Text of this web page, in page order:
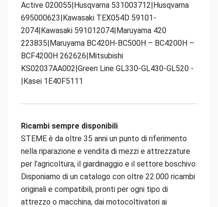
Active 020055|Husqvarna 531003712|Husqvarna
695000623|Kawasaki TEX054D 59101-
2074|Kawasaki 591012074|Maruyama 420
223835|Maruyama BC420H-BC500H – BC4200H –
BCF4200H 262626|Mitsubishi
KS02037AA002|Green Line GL330-GL430-GL520 -
|Kasei 1E40F5111
Ricambi sempre disponibili
STEME è da oltre 35 anni un punto di riferimento
nella riparazione e vendita di mezzi e attrezzature
per l’agricoltura, il giardinaggio e il settore boschivo.
Disponiamo di un catalogo con oltre 22.000 ricambi
originali e compatibili, pronti per ogni tipo di
attrezzo o macchina, dai motocoltivatori ai